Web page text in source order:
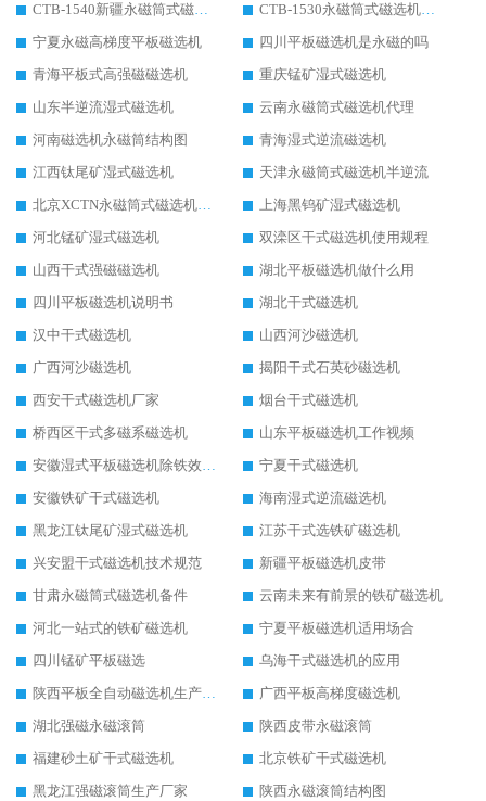
CTB-1540新疆永磁筒式磁选机
CTB-1530永磁筒式磁选机代理商
宁夏永磁高梯度平板磁选机
四川平板磁选机是永磁的吗
青海平板式高强磁磁选机
重庆锰矿湿式磁选机
山东半逆流湿式磁选机
云南永磁筒式磁选机代理
河南磁选机永磁筒结构图
青海湿式逆流磁选机
江西钛尾矿湿式磁选机
天津永磁筒式磁选机半逆流
北京XCTN永磁筒式磁选机磁块位置
上海黑钨矿湿式磁选机
河北锰矿湿式磁选机
双滦区干式磁选机使用规程
山西干式强磁磁选机
湖北平板磁选机做什么用
四川平板磁选机说明书
湖北干式磁选机
汉中干式磁选机
山西河沙磁选机
广西河沙磁选机
揭阳干式石英砂磁选机
西安干式磁选机厂家
烟台干式磁选机
桥西区干式多磁系磁选机
山东平板磁选机工作视频
安徽湿式平板磁选机除铁效果怎么样
宁夏干式磁选机
安徽铁矿干式磁选机
海南湿式逆流磁选机
黑龙江钛尾矿湿式磁选机
江苏干式选铁矿磁选机
兴安盟干式磁选机技术规范
新疆平板磁选机皮带
甘肃永磁筒式磁选机备件
云南未来有前景的铁矿磁选机
河北一站式的铁矿磁选机
宁夏平板磁选机适用场合
四川锰矿平板磁选
乌海干式磁选机的应用
陕西平板全自动磁选机生产厂家
广西平板高梯度磁选机
湖北强磁永磁滚筒
陕西皮带永磁滚筒
福建砂土矿干式磁选机
北京铁矿干式磁选机
黑龙江强磁滚筒生产厂家
陕西永磁滚筒结构图